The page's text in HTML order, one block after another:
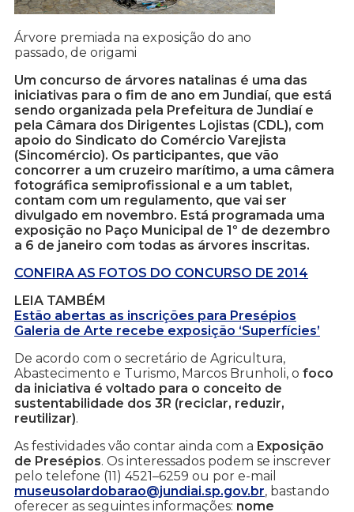
Árvore premiada na exposição do ano
passado, de origami
Um concurso de árvores natalinas é uma das
iniciativas para o fim de ano em Jundiaí, que está
sendo organizada pela Prefeitura de Jundiaí e
pela Câmara dos Dirigentes Lojistas (CDL), com
apoio do Sindicato do Comércio Varejista
(Sincomércio). Os participantes, que vão
concorrer a um cruzeiro marítimo, a uma câmera
fotográfica semiprofissional e a um tablet,
contam com um regulamento, que vai ser
divulgado em novembro. Está programada uma
exposição no Paço Municipal de 1º de dezembro
a 6 de janeiro com todas as árvores inscritas.
CONFIRA AS FOTOS DO CONCURSO DE 2014
LEIA TAMBÉM
Estão abertas as inscrições para Presépios
Galeria de Arte recebe exposição ‘Superfícies’
De acordo com o secretário de Agricultura,
Abastecimento e Turismo, Marcos Brunholi, o foco
da iniciativa é voltado para o conceito de
sustentabilidade dos 3R (reciclar, reduzir,
reutilizar).
As festividades vão contar ainda com a Exposição
de Presépios. Os interessados podem se inscrever
pelo telefone (11) 4521–6259 ou por e-mail
museusolardobarao@jundiai.sp.gov.br, bastando
oferecer as seguintes informações: nome